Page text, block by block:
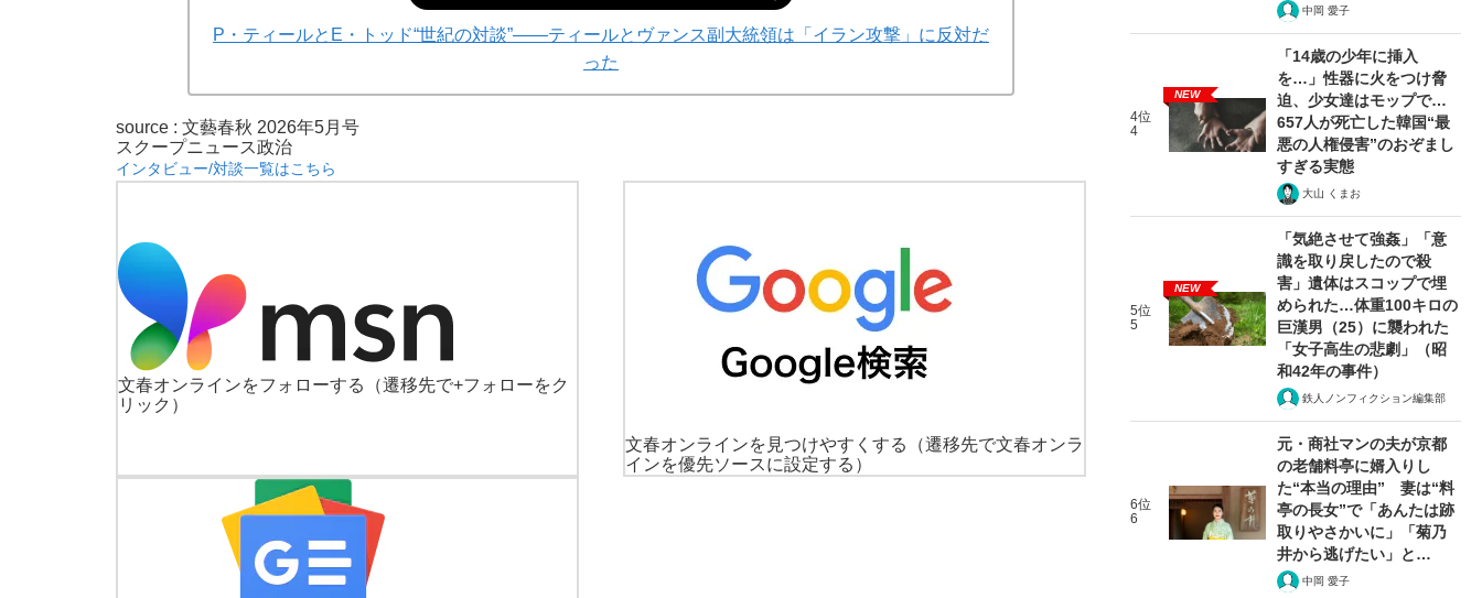
P・ティールとE・トッド“世紀の対談”――ティールとヴァンス副大統領は「イラン攻撃」に反対だ
った
source : 文藝春秋 2026年5月号
スクープニュース政治
インタビュー/対談一覧はこちら
文春オンラインをフォローする
（遷移先で+フォローをク
リック）
文春オンラインを見つけやすくする
（遷移先で文春オンラ
インを優先ソースに設定する）
中岡 愛子
4位
4
NEW
「14歳の少年に挿入
を…」性器に火をつけ脅
迫、少女達はモップで…
657人が死亡した韓国“最
悪の人権侵害”のおぞまし
すぎる実態
大山 くまお
5位
5
NEW
「気絶させて強姦」「意
識を取り戻したので殺
害」遺体はスコップで埋
められた…体重100キロの
巨漢男（25）に襲われた
「女子高生の悲劇」（昭
和42年の事件）
鉄人ノンフィクション編集部
6位
6
元・商社マンの夫が京都
の老舗料亭に婿入りし
た“本当の理由” 妻は“料
亭の長女”で「あんたは跡
取りやさかいに」「菊乃
井から逃げたい」と…
中岡 愛子